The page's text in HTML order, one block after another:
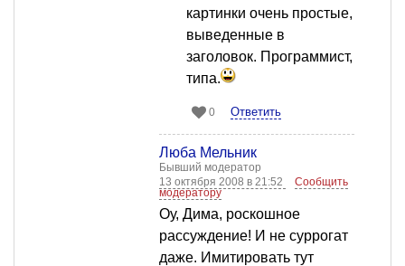
картинки очень простые,
выведенные в
заголовок. Программист,
типа.
0 Ответить
Люба Мельник
Бывший модератор
13 октября 2008 в 21:52
Сообщить
модератору
Оу, Дима, роскошное
рассуждение! И не суррогат
даже. Имитировать тут